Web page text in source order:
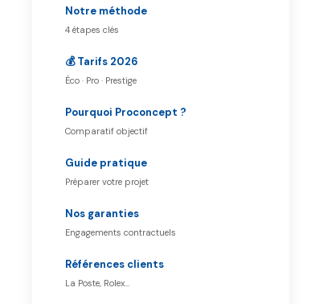
Notre méthode
4 étapes clés
💰 Tarifs 2026
Éco · Pro · Prestige
Pourquoi Proconcept ?
Comparatif objectif
Guide pratique
Préparer votre projet
Nos garanties
Engagements contractuels
Références clients
La Poste, Rolex…